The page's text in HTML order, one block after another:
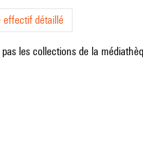
effectif détaillé
les collections de la